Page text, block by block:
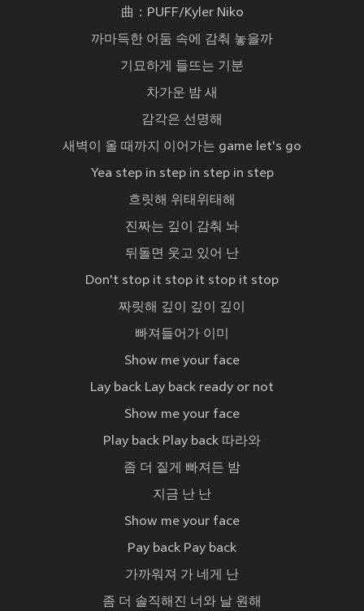
曲：PUFF/Kyler Niko
까마득한 어둠 속에 감춰 놓을까
기묘하게 들뜨는 기분
차가운 밤 새
감각은 선명해
새벽이 올 때까지 이어가는 game let's go
Yea step in step in step in step
흐릿해 위태위태해
진짜는 깊이 감춰 놔
뒤돌면 웃고 있어 난
Don't stop it stop it stop it stop
짜릿해 깊이 깊이 깊이
빠져들어가 이미
Show me your face
Lay back Lay back ready or not
Show me your face
Play back Play back 따라와
좀 더 짙게 빠져든 밤
지금 난 난
Show me your face
Pay back Pay back
가까워져 가 네게 난
좀 더 솔직해진 너와 날 원해